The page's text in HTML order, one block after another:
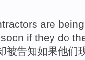
are being
soon if they do
被告知如果他们